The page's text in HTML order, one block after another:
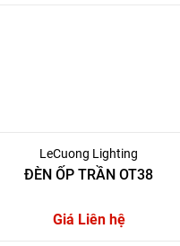
LeCuong Lighting
ĐÈN ỐP TRẦN OT38
Giá Liên hệ